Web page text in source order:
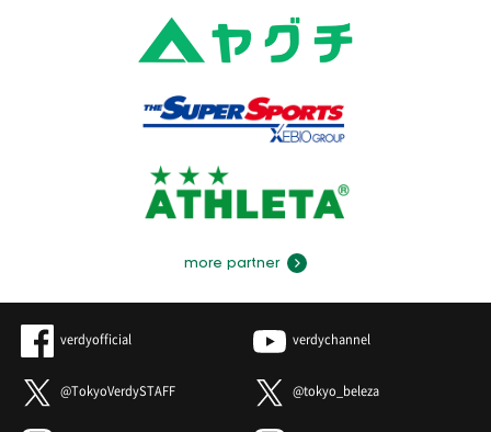
more partner
verdyofficial verdychannel
@TokyoVerdySTAFF @tokyo_beleza